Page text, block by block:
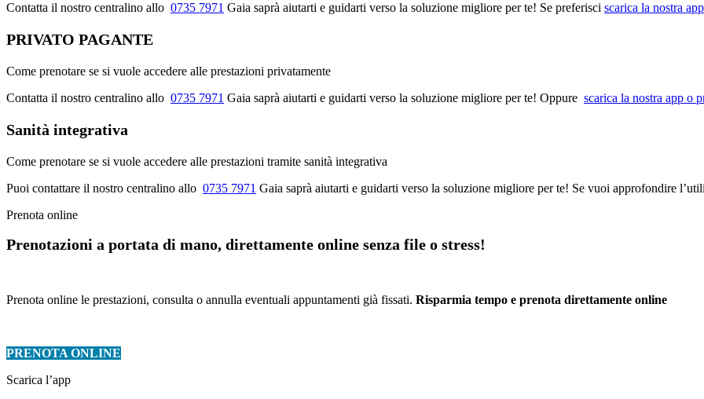
Contatta il nostro centralino allo 0735 7971 Gaia saprà aiutarti e guidarti verso la soluzione migliore per te! Se preferisci scarica la nostra
PRIVATO PAGANTE
Come prenotare se si vuole accedere alle prestazioni privatamente
Contatta il nostro centralino allo 0735 7971 Gaia saprà aiutarti e guidarti verso la soluzione migliore per te! Oppure scarica la nostra app o
Sanità integrativa
Come prenotare se si vuole accedere alle prestazioni tramite sanità integrativa
Puoi contattare il nostro centralino allo 0735 7971 Gaia saprà aiutarti e guidarti verso la soluzione migliore per te! Se vuoi approfondire
Prenota online
Prenotazioni a portata di mano, direttamente online senza file o stress!
Prenota online le prestazioni, consulta o annulla eventuali appuntamenti già fissati. Risparmia tempo e prenota direttamente online
PRENOTA ONLINE
Scarica l’app